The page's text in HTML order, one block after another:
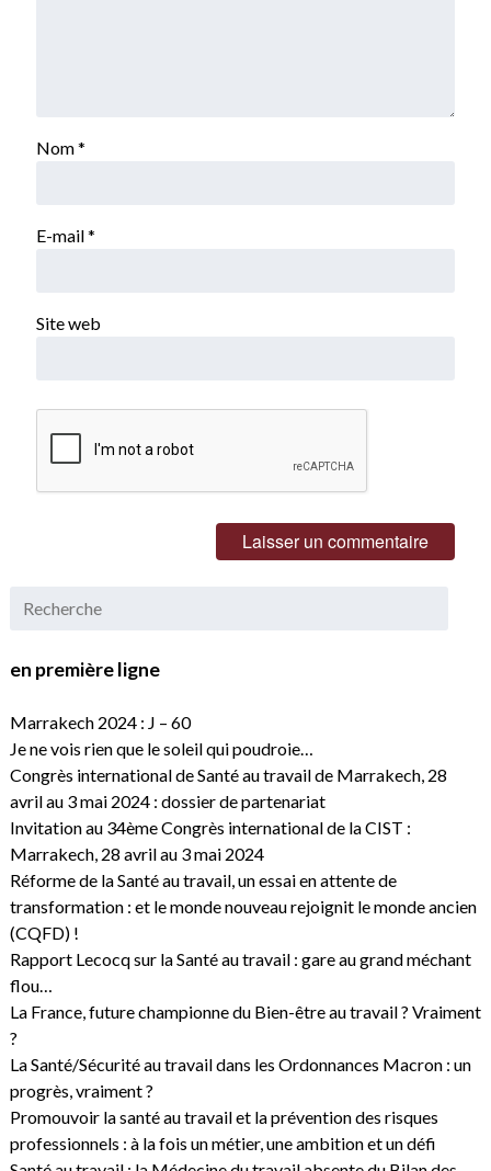
Nom*
E-mail*
Site web
en première ligne
Marrakech 2024 : J – 60
Je ne vois rien que le soleil qui poudroie…
Congrès international de Santé au travail de Marrakech, 28
avril au 3 mai 2024 : dossier de partenariat
Invitation au 34ème Congrès international de la CIST :
Marrakech, 28 avril au 3 mai 2024
Réforme de la Santé au travail, un essai en attente de
transformation : et le monde nouveau rejoignit le monde ancien
(CQFD) !
Rapport Lecocq sur la Santé au travail : gare au grand méchant
flou…
La France, future championne du Bien-être au travail ? Vraiment
?
La Santé/Sécurité au travail dans les Ordonnances Macron : un
progrès, vraiment ?
Promouvoir la santé au travail et la prévention des risques
professionnels : à la fois un métier, une ambition et un défi